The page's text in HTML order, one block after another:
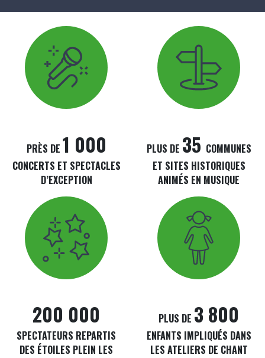
Iconne
PRÈS DE 1 000
CONCERTS ET SPECTACLES
D’EXCEPTION
Iconne
Infos clés
PLUS DE 35 COMMUNES
ET SITES HISTORIQUES
ANIMÉS EN MUSIQUE
Iconne
Infos clés200 000
SPECTATEURS REPARTIS
DES ÉTOILES PLEIN LES
Iconne
PLUS DE 3 800
ENFANTS IMPLIQUÉS DANS
LES ATELIERS DE CHANT